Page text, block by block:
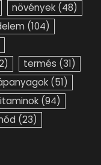
növények (48)
(104)
termés (31)
(51)
(94)
(23)